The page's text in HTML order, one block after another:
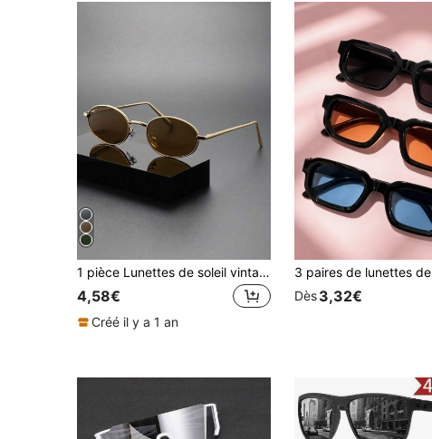
1 pièce Lunettes de soleil vintage ovales pour hommes, style Y2K avec protection UV pour l'été, la plage, les voyages et les fêtes. Cadeau idéal et port quotidien
4,58€
Créé il y a 1 an
Dès3,32€